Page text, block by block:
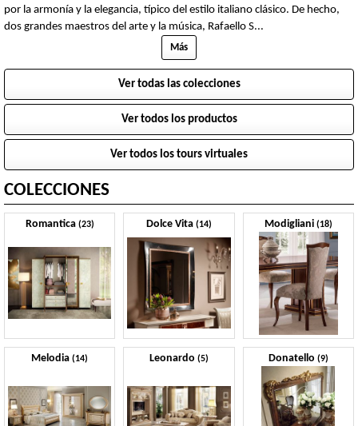
por la armonía y la elegancia, típico del estilo italiano clásico. De hecho,
dos grandes maestros del arte y la música, Rafaello S...
Más
Ver todas las colecciones
Ver todos los productos
Ver todos los tours virtuales
COLECCIONES
Romantica (23) Dolce Vita (14) Modigliani (18)
Melodia(14) Leonardo (5) Donatello (9)